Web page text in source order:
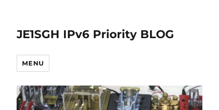
JE1SGH IPv6 Priority BLOG
MENU